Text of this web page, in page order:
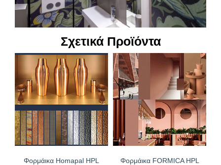
Σχετικά Προϊόντα
Φορμάικα Homapal HPL Φορμάικα FORMICA HPL